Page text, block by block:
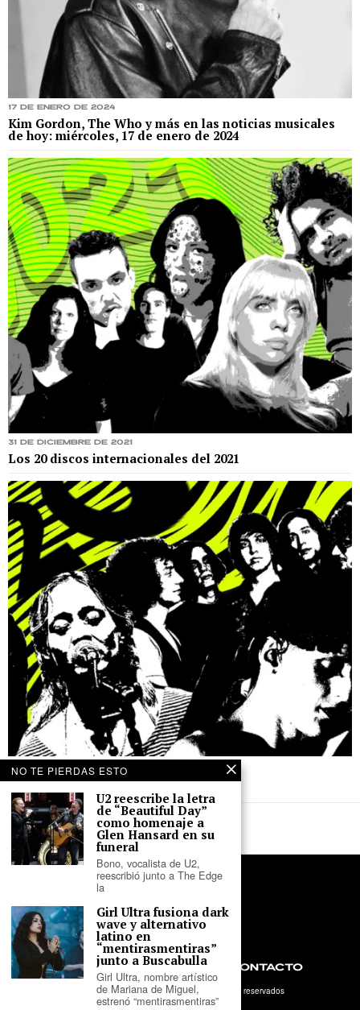
17 de enero de 2024
Kim Gordon, The Who y más en las noticias musicales
de hoy: miércoles, 17 de enero de 2024
31 de diciembre de 2021
Los 20 discos internacionales del 2021
Los 20 discos internacionales del 2020
NOSOTROS CONTACTO
2026- Tercer Parlante. Todos los derechos reservados
NO TE PIERDAS ESTO
U2 reescribe la letra
de “Beautiful Day”
como homenaje a
Glen Hansard en su
funeral
Bono, vocalista de U2,
reescribió junto a The Edge
la
Girl Ultra fusiona dark
wave y alternativo
latino en
“mentirasmentiras”
junto a Buscabulla
Girl Ultra, nombre artístico
de Mariana de Miguel,
estrenó “mentirasmentiras”